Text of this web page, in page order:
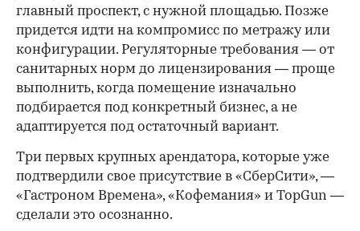
главный проспект, с нужной площадью. Позже
придется идти на компромисс по метражу или
конфигурации. Регуляторные требования — от
санитарных норм до лицензирования — проще
выполнить, когда помещение изначально
подбирается под конкретный бизнес, а не
адаптируется под остаточный вариант.
Три первых крупных арендатора, которые уже
подтвердили свое присутствие в «СберСити», —
«Гастроном Времена», «Кофемания» и TopGun —
сделали это осознанно.